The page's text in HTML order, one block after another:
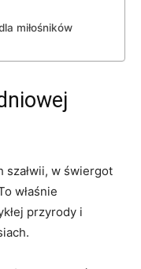
miłośników
szałwii, w świergot
właśnie
przyrody i